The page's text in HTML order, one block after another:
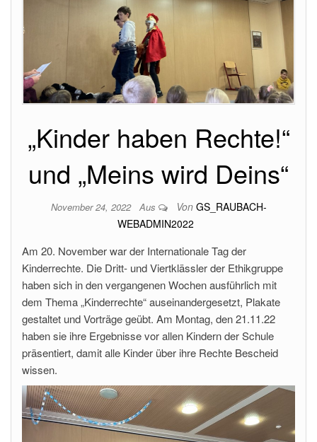
„Kinder haben Rechte!“
und „Meins wird Deins“
November 24, 2022 Aus Von GS_RAUBACH-
WEBADMIN2022
Am 20. November war der Internationale Tag der
Kinderrechte. Die Dritt- und Viertklässler der Ethikgruppe
haben sich in den vergangenen Wochen ausführlich mit
dem Thema „Kinderrechte“ auseinandergesetzt, Plakate
gestaltet und Vorträge geübt. Am Montag, den 21.11.22
haben sie ihre Ergebnisse vor allen Kindern der Schule
präsentiert, damit alle Kinder über ihre Rechte Bescheid
wissen.